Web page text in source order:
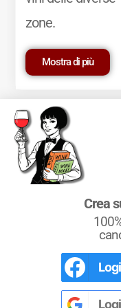
zone.
Mostra di più
Marchio
Condizioni d'uso|
L'Italia
Nel
tutte le
Crea